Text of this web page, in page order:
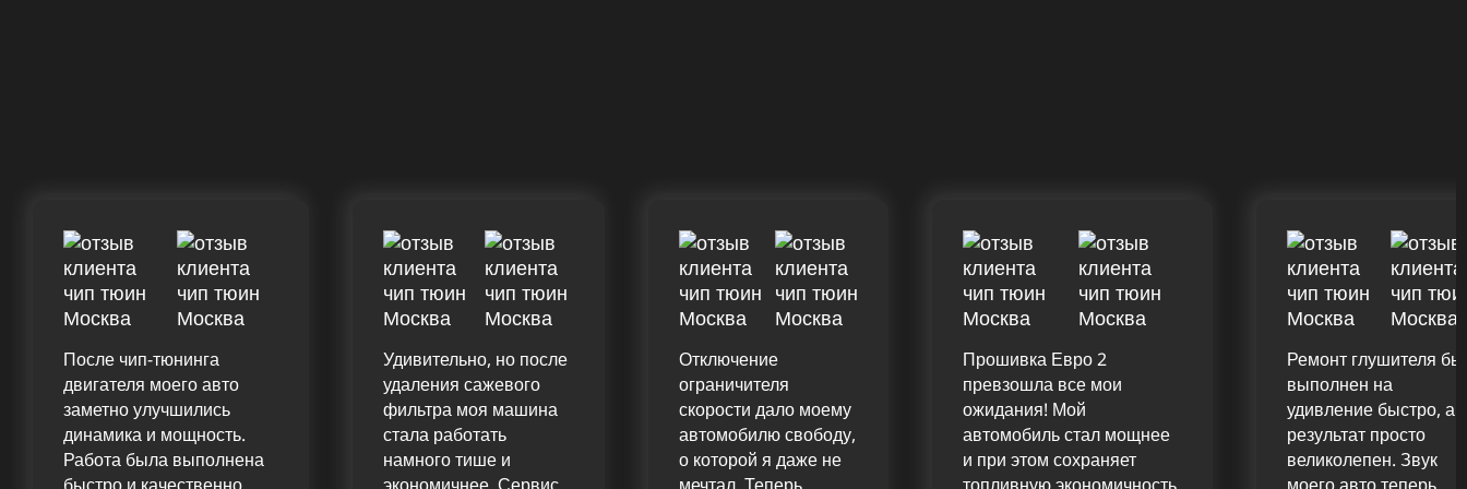
После чип-тюнинга
двигателя моего авто
заметно улучшились
динамика и мощность.
Работа была выполнена
Удивительно, но после
удаления сажевого
фильтра моя машина
стала работать
намного тише и
Отключение
ограничителя
скорости дало моему
автомобилю свободу,
о которой я даже не
Прошивка Евро 2
превзошла все мои
ожидания! Мой
автомобиль стал мощнее
и при этом сохраняет
Ремонт глушителя
выполнен на
удивление быстро, а
результат просто
великолепен. Звук